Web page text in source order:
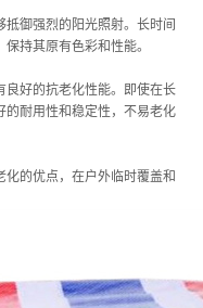
御强烈的阳光照射。长时间
持其原有色彩和性能。
良好的抗老化性能。即使在长
的耐用性和稳定性，不易老化
化的优点，在户外临时覆盖和